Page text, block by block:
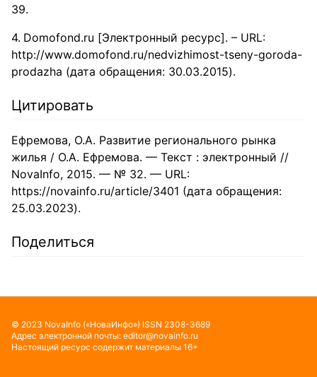
39.
Domofond.ru [Электронный ресурс]. – URL:
http://www.domofond.ru/nedvizhimost-tseny-goroda-
prodazha (дата обращения: 30.03.2015).
Цитировать
Ефремова, О.А. Развитие регионального рынка
жилья / О.А. Ефремова. — Текст : электронный //
NovaInfo, 2015. — № 32. — URL:
https://novainfo.ru/article/3401 (дата обращения:
25.03.2023).
Поделиться
© 2023 NovaInfo («НоваИнфо») ISSN 2308-3689
Адрес электронной почты: editor@novainfo.ru
Настоящий ресурс содержит материалы 16+